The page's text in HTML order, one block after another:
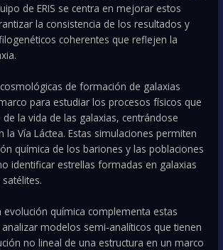
de ERIS se centra en mejorar estos
la consistencia de los resultados y
coherentes que reflejen la
de formación de galaxias
para estudiar los procesos físicos que
la vida de las galaxias, centrándose
la Vía Láctea. Estas simulaciones permiten
química de los bariones y las poblaciones
identificar estrellas formadas en galaxias
evolución química complementa estas
modelos semi-analíticos que tienen
no lineal de una estructura en un marco